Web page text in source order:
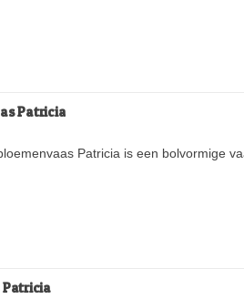
Patricia
Patricia is een bolvormige
Patricia